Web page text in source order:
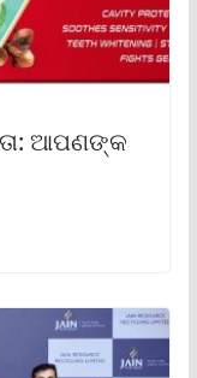
ଆପଣଙ୍କ